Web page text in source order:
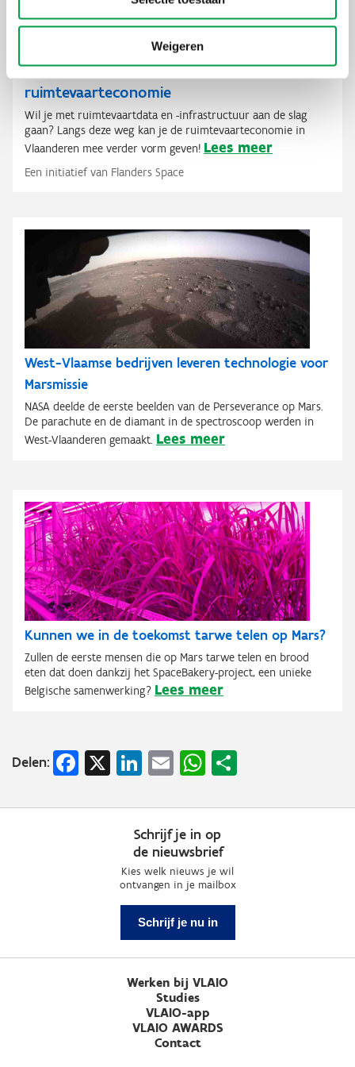
Weigeren
Wetenschappelijk Onderzoek en VLAIO maken ook deel uit van de
stuurgroep.
Flanders Space – boost voor de Vlaamse
ruimtevaarteconomie
Wil je met ruimtevaartdata en -infrastructuur aan de slag
gaan? Langs deze weg kan je de ruimtevaarteconomie in
Vlaanderen mee verder vorm geven! Lees meer
Een initiatief van Flanders Space
West-Vlaamse bedrijven leveren technologie voor
Marsmissie
NASA deelde de eerste beelden van de Perseverance op Mars.
De parachute en de diamant in de spectroscoop werden in
West-Vlaanderen gemaakt. Lees meer
Kunnen we in de toekomst tarwe telen op Mars?
Zullen de eerste mensen die op Mars tarwe telen en brood
eten dat doen dankzij het SpaceBakery-project, een unieke
Belgische samenwerking? Lees meer
Delen: Facebook
X LinkedIn
EmailWhatsApp
Schrijf je in op
de nieuwsbrief
Kies welk nieuws je wil
ontvangen in je mailbox
Schrijf je nu in
Werken bij VLAIO
Studies
VLAIO-app
VLAIO AWARDS
Contact